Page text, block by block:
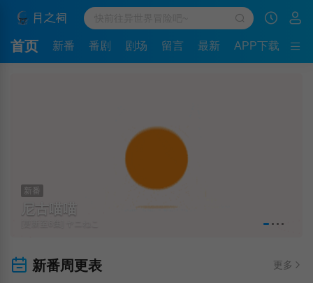
首页 新番 番剧 剧场 留言 最新 APP下载
新番
尼古喵喵
新番周更表 更多